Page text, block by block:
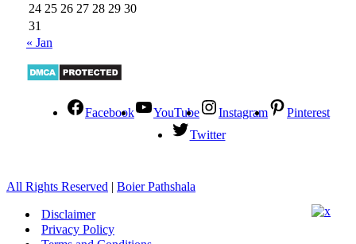
24 25 26 27 28 29 30
31
« Jan
Facebook YouTube Instagram
Pinterest
Twitter
All Rights Reserved | Boier Pathshala
Disclaimer
Privacy Policy